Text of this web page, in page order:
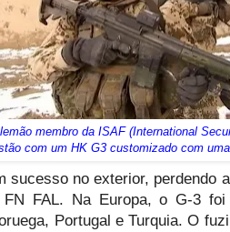
membro da ISAF (International
com um HK G3 customizado com
sucesso no exterior, perdendo
FN FAL. Na Europa, o G-3
Portugal e Turquia. O